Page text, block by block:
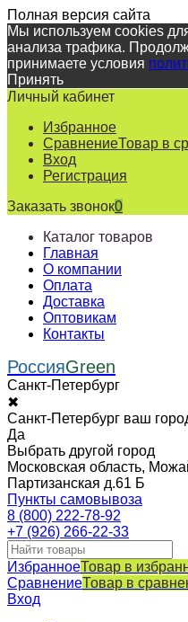
Полная версия сайта
Мы используем cookies
анализа трафика.
принимаете условия
Принять
Личный кабинет
Избранное
СравнениеТовар в
Вход
Регистрация
Заказать звонок0
Каталог товаров
Главная
О компании
Оплата
Доставка
Оптовикам
Контакты
РоссияGreen
Санкт-Петербург
✖
Санкт-Петербург ваш
Да
Выбрать другой город
Московская область,
Партизанская д.61 Б
Пункты самовывоза
8 (800) 222-78-92
+7 (926) 266-22-33
ИзбранноеТовар в
СравнениеТовар в
Вход